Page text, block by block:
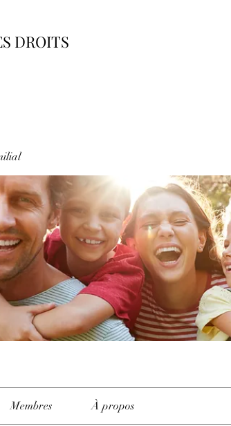
DROITS
Membres À propos